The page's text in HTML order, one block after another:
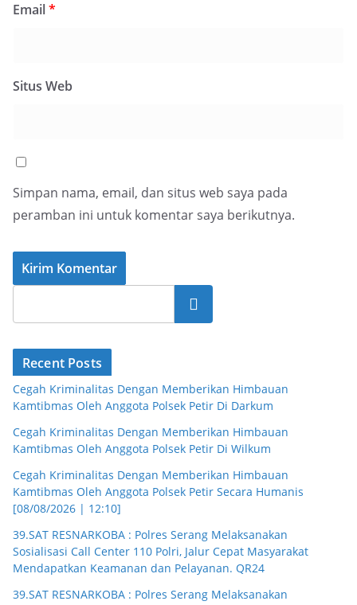
Email*
Situs Web
Simpan nama, email, dan situs web saya pada
peramban ini untuk komentar saya berikutnya.
Cari
Recent Posts
Cegah Kriminalitas Dengan Memberikan Himbauan
Kamtibmas Oleh Anggota Polsek Petir Di Darkum
Cegah Kriminalitas Dengan Memberikan Himbauan
Kamtibmas Oleh Anggota Polsek Petir Di Wilkum
Cegah Kriminalitas Dengan Memberikan Himbauan
Kamtibmas Oleh Anggota Polsek Petir Secara Humanis
[08/08/2026 | 12:10]
39.SAT RESNARKOBA : Polres Serang Melaksanakan
Sosialisasi Call Center 110 Polri, Jalur Cepat Masyarakat
Mendapatkan Keamanan dan Pelayanan. QR24
39.SAT RESNARKOBA : Polres Serang Melaksanakan